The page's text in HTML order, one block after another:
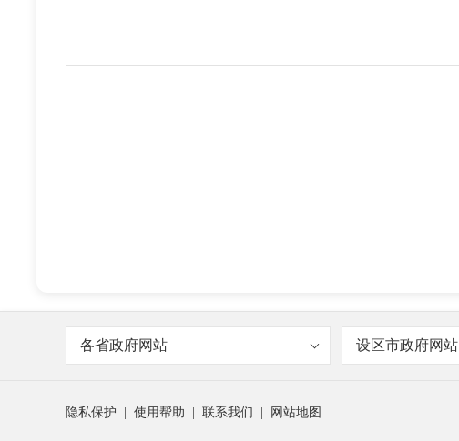
各省政府网站 设区市政府网站
隐私保护 使用帮助 联系我们 网站地图